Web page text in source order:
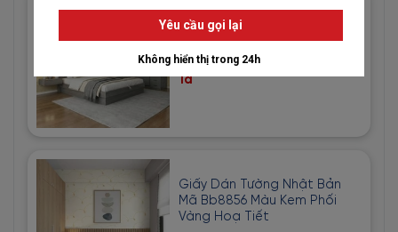
Giấy Dán Tường Imperial Mã
81013-3 Hoạ Tiết Vải Bố Màu
Vàng Cát
1đ
Giấy Dán Tường Nhật Bản
Mã Bb8856 Màu Kem Phối
Vàng Hoạ Tiết